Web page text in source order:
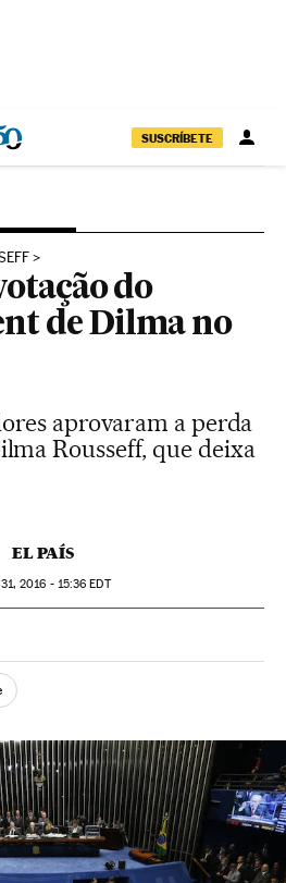
SUSCRÍBETE
do
de Dilma no
aprovaram a perda
Rousseff, que deixa
EL PAÍS
31, 2016 - 15:36 EDT
Redes Sociales